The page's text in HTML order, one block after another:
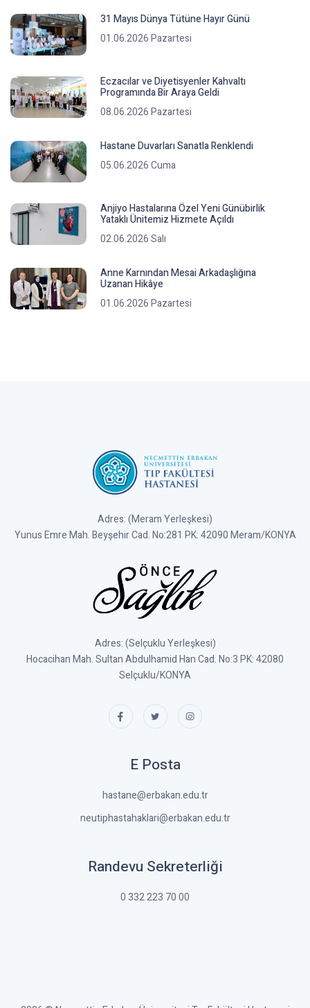
31 Mayıs Dünya Tütüne Hayır Günü
01.06.2026 Pazartesi
Eczacılar ve Diyetisyenler Kahvaltı
Programında Bir Araya Geldi
08.06.2026 Pazartesi
Hastane Duvarları Sanatla Renklendi
05.06.2026 Cuma
Anjiyo Hastalarına Özel Yeni Günübirlik
Yataklı Ünitemiz Hizmete Açıldı
02.06.2026 Salı
Anne Karnından Mesai Arkadaşlığına
Uzanan Hikâye
01.06.2026 Pazartesi
Adres: (Meram Yerleşkesi)
Yunus Emre Mah. Beyşehir Cad. No:281 PK: 42090 Meram/KONYA
Adres: (Selçuklu Yerleşkesi)
Hocacihan Mah. Sultan Abdulhamid Han Cad. No:3 PK: 42080
Selçuklu/KONYA
E Posta
hastane@erbakan.edu.tr
neutiphastahaklari@erbakan.edu.tr
Randevu Sekreterliği
0 332 223 70 00